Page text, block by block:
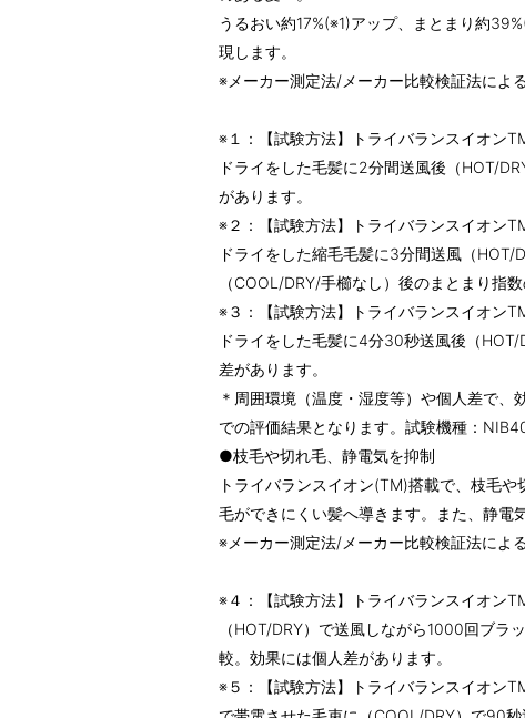
うるおい約17%(※1)アップ、まとまり約
現します。
※メーカー測定法/メーカー比較検証法によ
※１：【試験方法】トライバランスイオン
ドライをした毛髪に2分間送風後（HOT/
があります。
※２：【試験方法】トライバランスイオン
ドライをした縮毛毛髪に3分間送風（
（COOL/DRY/手櫛なし）後のまとまり指
※３：【試験方法】トライバランスイオン
ドライをした毛髪に4分30秒送風後（
差があります。
＊周囲環境（温度・湿度等）や個人差で
での評価結果となります。試験機種：
●枝毛や切れ毛、静電気を抑制
トライバランスイオン(TM)搭載で、枝毛
毛ができにくい髪へ導きます。また、静電
※メーカー測定法/メーカー比較検証法によ
※４：【試験方法】トライバランスイオン
（HOT/DRY）で送風しながら1000回ブラ
較。効果には個人差があります。
※５：【試験方法】トライバランスイオン